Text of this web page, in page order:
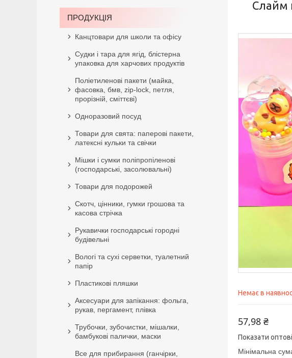
Слайм
Немає в
57,98 ₴
Показати
Мінімальна
ПРОДУКЦІЯ
Канцтовари для школи та офісу
Судки і тара для ягід, блістерна
упаковка для харчових продуктів
Поліетиленові пакети (майка,
фасовка, бмв, zip-lock, петля,
прорізній, сміттєві)
Одноразовий посуд
Товари для свята: паперові пакети,
латексні кульки та свічки
Мішки і сумки поліпропіленові
(господарські, засолювальні)
Товари для подорожей
Скотч, цінники, гумки грошова та
касова стрічка
Рукавички господарські городні
будівельні
Вологі та сухі серветки, туалетний
папір
Пластикові пляшки
Аксесуари для запікання: фольга,
рукав, пергамент, плівка
Трубочки, зубочистки, мішалки,
бамбукові палички, маски
Все для прибирання (ганчірки,